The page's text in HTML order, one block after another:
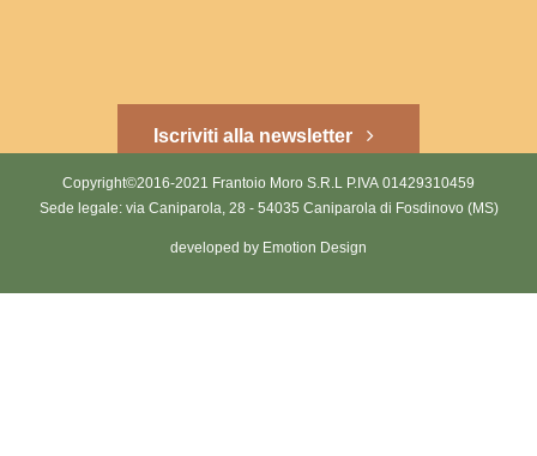
Iscriviti alla newsletter
Copyright©2016-2021 Frantoio Moro S.R.L P.IVA 01429310459
Sede legale: via Caniparola, 28 - 54035 Caniparola di Fosdinovo (MS)
developed by Emotion Design